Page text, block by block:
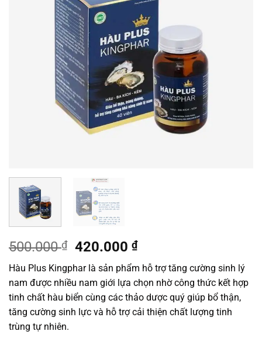
500.000₫
Giá
gốc
là:
500.000 ₫.
420.000₫Giá
hiện
tại
là:
420.000 ₫.
Hàu Plus Kingphar là sản phẩm hỗ trợ tăng cường sinh lý
nam được nhiều nam giới lựa chọn nhờ công thức kết hợp
tinh chất hàu biển cùng các thảo dược quý giúp bổ thận,
tăng cường sinh lực và hỗ trợ cải thiện chất lượng tinh
trùng tự nhiên.